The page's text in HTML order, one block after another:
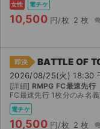
女性 電チケ
10,500 円/枚 2 枚
即決 BATTLE OF
2026/08/25(火) 18:30
[詳細] RMPG FC最速先
FC最速先行 1枚分のみ名義変
電チケ
10,500 円/枚 2 枚